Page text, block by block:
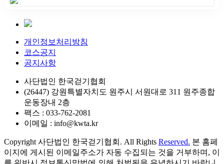
개인정보처리방침
코스공지
공지사항
사단법인 한국걷기협회
(26447) 강원특별자치도 원주시 서원대로 311 원주종합
운동장내 2층
팩스 : 033-762-2081
이메일 : info@kwta.kr
Copyright 사단법인 한국걷기협회. All Rights Reserved. 본 홈페
이지에 게시된 이메일주소가 자동 수집되는 것을 거부하며, 이